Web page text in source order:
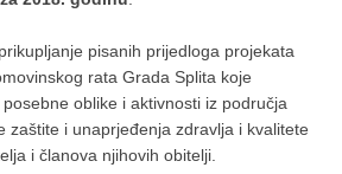
pisanih prijedloga projekata
rata Grada Splita koje
oblike i aktivnosti iz područja
zaštite i unaprjeđenja zdravlja i kvalitete
i članova njihovih obitelji.